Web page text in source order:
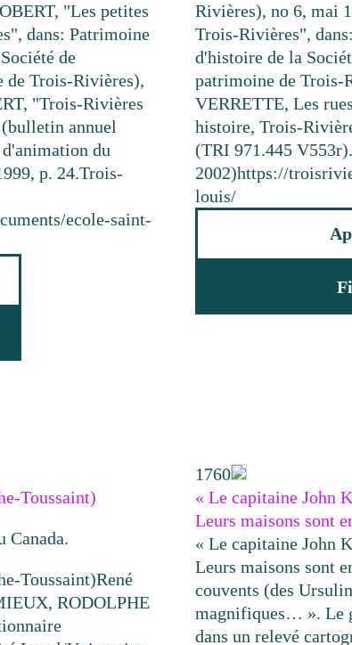
"Les petites
dans: Patrimoine
de
de Trois-Rivières),
"Trois-Rivières
annuel
du
p. 24.Trois-
ecole-saint-
Rivières), no 6, mai
Trois-Rivières",
d'histoire de la
patrimoine de Trois-
VERRETTE, Les
histoire, Trois-
(TRI 971.445 V553r).
2002)https://
louis/
Toussaint)
Canada.
Toussaint)René
RODOLPHE
1760
« Le capitaine John
Leurs maisons sont
« Le capitaine John
Leurs maisons sont
couvents (des
magnifiques… ». Le
dans un relevé